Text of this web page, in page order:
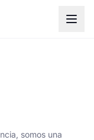
somos una